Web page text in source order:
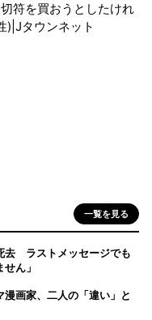
符を買おうとしたけれ
)|Jタウンネット
一覧を見る
去 ラストメッセージでも
ん」
画家、二人の「違い」と